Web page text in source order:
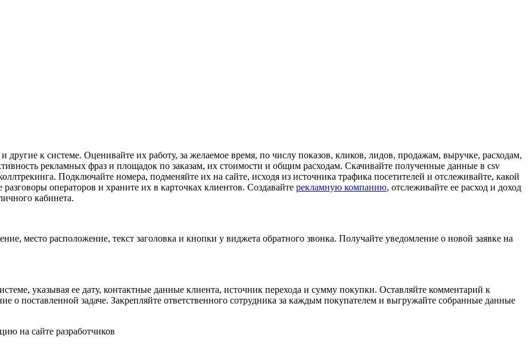
к системе. Оценивайте их работу, за желаемое время, по числу показов, кликов, лидов, продажам, выручке, расходам,
рекламных фраз и площадок по заказам, их стоимости и общим расходам. Скачивайте полученные данные в csv
Подключайте номера, подменяйте их на сайте, исходя из источника трафика посетителей и отслеживайте, какой
операторов и храните их в карточках клиентов. Создавайте рекламную компанию, отслеживайте ее расход и доход
кабинета.
место расположение, текст заголовка и кнопки у виджета обратного звонка. Получайте уведомление о новой заявке на
указывая ее дату, контактные данные клиента, источник перехода и сумму покупки. Оставляйте комментарий к
о поставленной задаче. Закрепляйте ответственного сотрудника за каждым покупателем и выгружайте собранные данные
на сайте разработчиков